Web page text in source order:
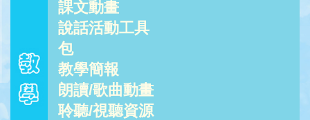
課文動畫
說話活動工具
包
教學簡報
朗讀/歌曲動畫
聆聽/視聽資源